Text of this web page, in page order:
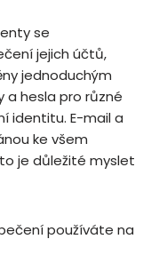
se
jejich účtů,
jednoduchým
a hesla pro různé
identitu. E-mail a
ke všem
je důležité myslet
používáte na